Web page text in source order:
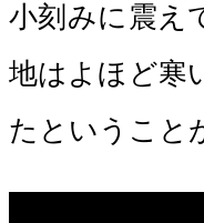
小刻みに震え
地はよほど寒
たということ